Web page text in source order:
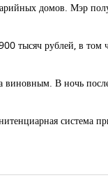
домов. Мэр
тысяч рублей, в том
виновным. В ночь
система